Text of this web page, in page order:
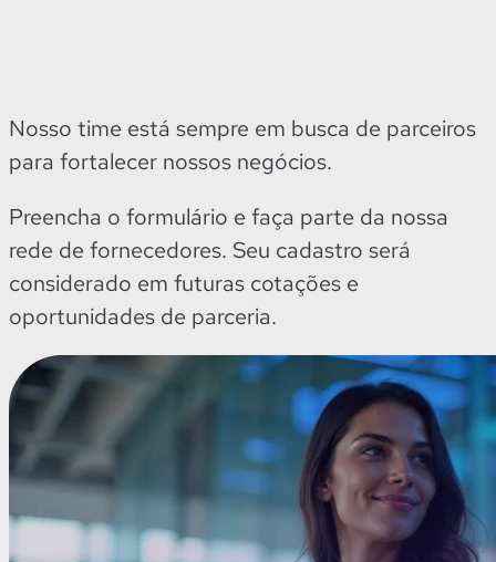
Nosso time está sempre em busca de parceiros
para fortalecer nossos negócios.
Preencha o formulário e faça parte da nossa
rede de fornecedores. Seu cadastro será
considerado em futuras cotações e
oportunidades de parceria.